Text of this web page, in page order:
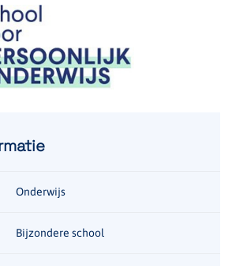
Onderwijs
Bijzondere school